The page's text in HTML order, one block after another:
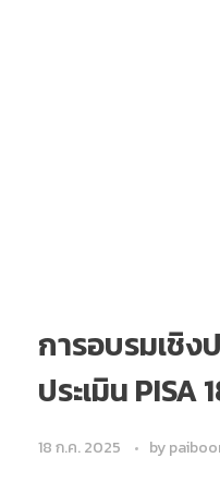
การอบรมเชิ
ประเมิน PISA
18 ก.ค. 2025 by